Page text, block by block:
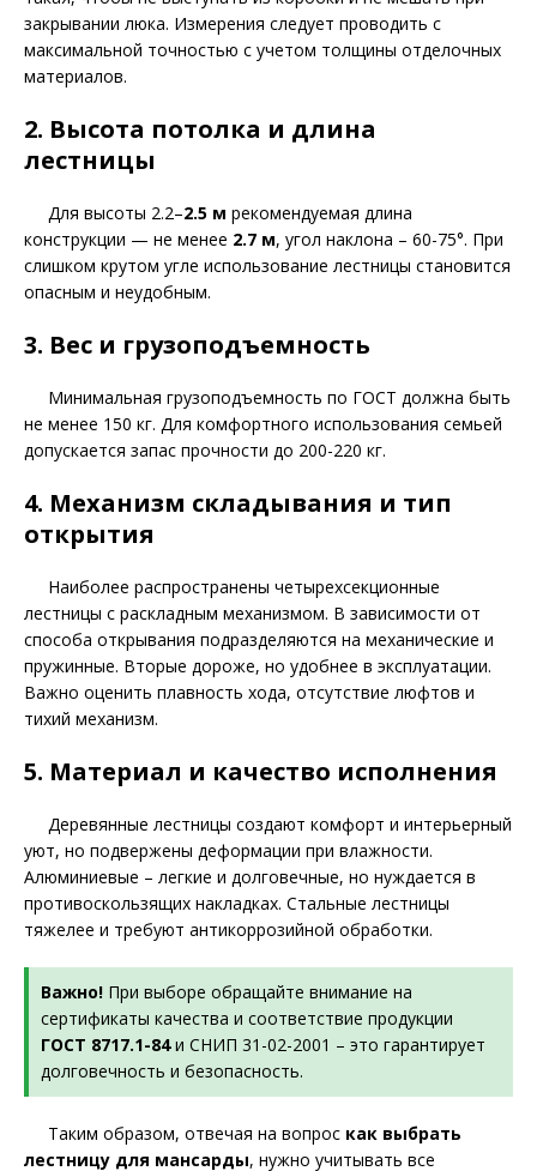
закрывании люка. Измерения следует проводить с
максимальной точностью с учетом толщины отделочных
материалов.
2. Высота потолка и длина
лестницы
Для высоты 2.2–2.5 м рекомендуемая длина
конструкции — не менее 2.7 м, угол наклона – 60-75°. При
слишком крутом угле использование лестницы становится
опасным и неудобным.
3. Вес и грузоподъемность
Минимальная грузоподъемность по ГОСТ должна быть
не менее 150 кг. Для комфортного использования семьей
допускается запас прочности до 200-220 кг.
4. Механизм складывания и тип
открытия
Наиболее распространены четырехсекционные
лестницы с раскладным механизмом. В зависимости от
способа открывания подразделяются на механические и
пружинные. Вторые дороже, но удобнее в эксплуатации.
Важно оценить плавность хода, отсутствие люфтов и
тихий механизм.
5. Материал и качество исполнения
Деревянные лестницы создают комфорт и интерьерный
уют, но подвержены деформации при влажности.
Алюминиевые – легкие и долговечные, но нуждается в
противоскользящих накладках. Стальные лестницы
тяжелее и требуют антикоррозийной обработки.
Важно! При выборе обращайте внимание на
сертификаты качества и соответствие продукции
ГОСТ 8717.1-84и СНИП 31-02-2001 – это гарантирует
долговечность и безопасность.
Таким образом, отвечая на вопрос как выбрать
лестницу для мансарды, нужно учитывать все